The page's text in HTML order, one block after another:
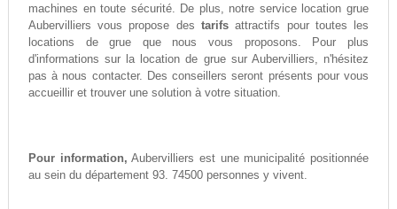
machines en toute sécurité. De plus, notre service location grue
Aubervilliers vous propose des tarifs attractifs pour toutes les
locations de grue que nous vous proposons. Pour plus
d'informations sur la location de grue sur Aubervilliers, n'hésitez
pas à nous contacter. Des conseillers seront présents pour vous
accueillir et trouver une solution à votre situation.
Pour information, Aubervilliers est une municipalité positionnée
au sein du département 93. 74500 personnes y vivent.